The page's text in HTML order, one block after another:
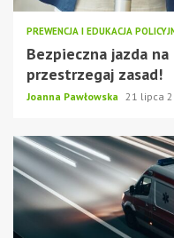
PREWENCJA I EDUKACJA
Bezpieczna jazda
przestrzegaj zasad!
Joanna Pawłowska 21 lipca